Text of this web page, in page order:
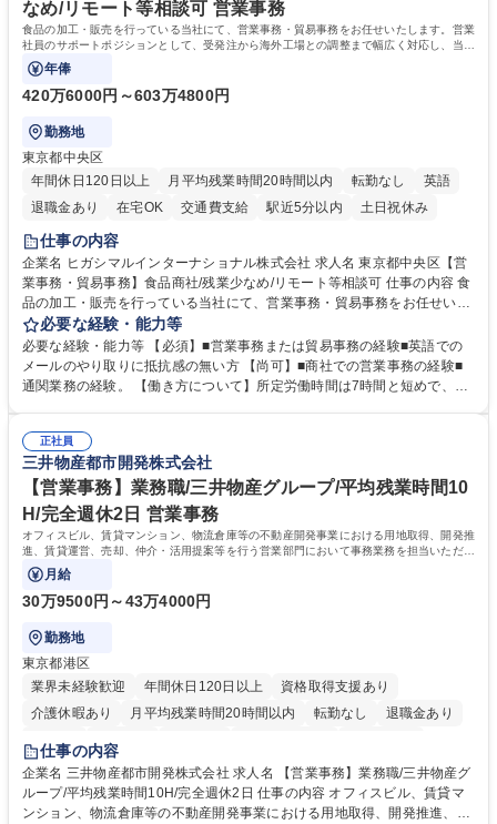
歴・資格 学歴：大学院 大学 高専 短大 語学力： 資格：
なめ/リモート等相談可 営業事務
食品の加工・販売を行っている当社にて、営業事務・貿易事務をお任せいたします。営業
社員のサポートポジションとして、受発注から海外工場との調整まで幅広く対応し、当社
事業の根幹を支えていただきます。
年俸
420万6000円～603万4800円
勤務地
東京都中央区
年間休日120日以上
月平均残業時間20時間以内 転勤なし
英語
退職金あり
在宅OK 交通費支給 駅近5分以内 土日祝休み
仕事の内容
企業名 ヒガシマルインターナショナル株式会社 求人名 東京都中央区【営
業事務・貿易事務】食品商社/残業少なめ/リモート等相談可 仕事の内容 食
品の加工・販売を行っている当社にて、営業事務・貿易事務をお任せいた
します。営業社員のサポートポジションとして、受発注から海外工場との
調整まで幅広く対応し、当社事業の根幹を支えていただきます。 ■受発注
業務、請求書発行 ■海外工場とのスケジュール調整 ■在庫管理 ■輸入書類
の確認・作成 ■配送手配 ■通関業者を通して行う輸出入業全般 ■倉庫との
ルプロデュースしているため、商品に関わる全ての業務をサポート頂きま
す。 募集職種 東京都中央区【営業事務・貿易事務】食品商社/残業少なめ/
リモート等相談可
必要な経験・能力等
必要な経験・能力等 【必須】■営業事務または貿易事務の経験■英語での
メールのやり取りに抵抗感の無い方 【尚可】■商社での営業事務の経験■
通関業務の経験。 【働き方について】所定労働時間は7時間と短めで、残
の強み】1991年の設立以来、外食産業を中心としたお客様の多様なニー
ズに沿った冷凍水産物等の生産・輸入・販売を一貫して手掛けています。
自社工場と海外拠点の強固な連携によるワンストップサービスが最大の強
みです。 学歴・資格 学歴：大学院 大学 語学力：英語 資格：
正社員
三井物産都市開発株式会社
【営業事務】業務職/三井物産グループ/平均残業時間10
H/完全週休2日 営業事務
オフィスビル、賃貸マンション、物流倉庫等の不動産開発事業における用地取得、開発推
進、賃貸運営、売却、仲介・活用提案等を行う営業部門において事務業務を担当いただき
ます。
月給
30万9500円～43万4000円
勤務地
東京都港区
業界未経験歓迎
年間休日120日以上
資格取得支援あり
介護休暇あり
月平均残業時間20時間以内 転勤なし
退職金あり
在宅OK
賞与あり
駅近5分以内
土日祝休み 寮・社宅あり
仕事の内容
企業名 三井物産都市開発株式会社 求人名 【営業事務】業務職/三井物産グ
ループ/平均残業時間10H/完全週休2日 仕事の内容 オフィスビル、賃貸マ
ンション、物流倉庫等の不動産開発事業における用地取得、開発推進、賃